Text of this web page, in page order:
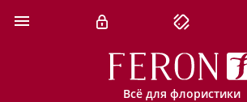
Всё для флористики